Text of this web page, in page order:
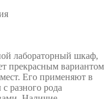
лабораторный шкаф,
прекрасным вариантом
Его применяют в
разного рода